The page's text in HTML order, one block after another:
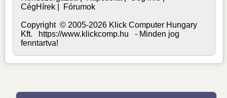
CégHírek| Fórumok
Copyright © 2005-2026 Klick Computer Hungary
Kft. https://www.klickcomp.hu - Minden jog
fenntartva!